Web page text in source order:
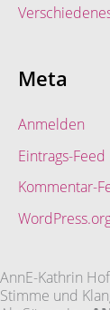
Meta
Anmelden
Eintrags-Feed
Kommentar-
AnnE-Kathrin
Stimme und